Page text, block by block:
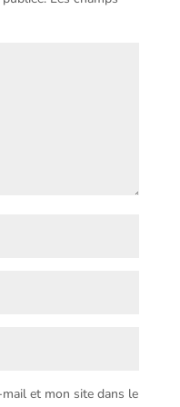
et mon site dans le